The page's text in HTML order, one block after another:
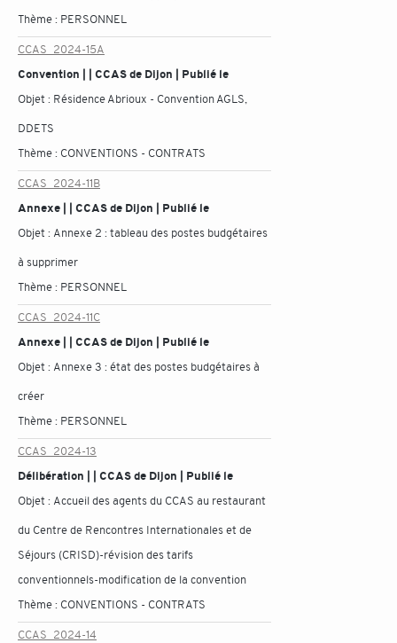
Thème : PERSONNEL
CCAS_2024-15A
Convention | | CCAS de Dijon | Publié le
Objet : Résidence Abrioux - Convention AGLS,
DDETS
Thème : CONVENTIONS - CONTRATS
CCAS_2024-11B
Annexe | | CCAS de Dijon | Publié le
Objet : Annexe 2 : tableau des postes budgétaires
à supprimer
Thème : PERSONNEL
CCAS_2024-11C
Annexe | | CCAS de Dijon | Publié le
Objet : Annexe 3 : état des postes budgétaires à
créer
Thème : PERSONNEL
CCAS_2024-13
Délibération | | CCAS de Dijon | Publié le
Objet : Accueil des agents du CCAS au restaurant
du Centre de Rencontres Internationales et de
Séjours (CRISD)-révision des tarifs
conventionnels-modification de la convention
Thème : CONVENTIONS - CONTRATS
CCAS_2024-14